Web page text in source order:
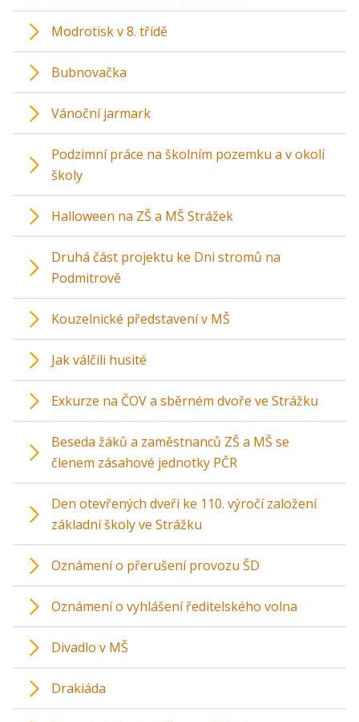
Modrotisk v 8. třídě
Bubnovačka
Vánoční jarmark
Podzimní práce na školním pozemku a v okolí
školy
Halloween na ZŠ a MŠ Strážek
Druhá část projektu ke Dni stromů na
Podmitrově
Kouzelnické představení v MŠ
Jak válčili husité
Exkurze na ČOV a sběrném dvoře ve Strážku
Beseda žáků a zaměstnanců ZŠ a MŠ se
členem zásahové jednotky PČR
Den otevřených dveří ke 110. výročí založení
základní školy ve Strážku
Oznámení o přerušení provozu ŠD
Oznámení o vyhlášení ředitelského volna
Divadlo v MŠ
Drakiáda